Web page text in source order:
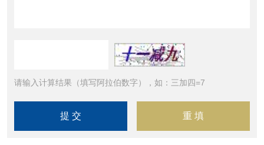
请输入计算结果（填写阿拉伯数字），如：三加四=7